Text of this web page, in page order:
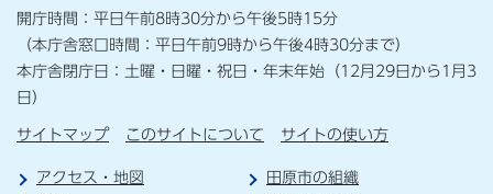
開庁時間：平日午前8時30分から午後5時15分
（本庁舎窓口時間：平日午前9時から午後4時30分まで）
本庁舎閉庁日：土曜・日曜・祝日・年末年始（12月29日から1月3
日）
サイトマップ このサイトについて サイトの使い方
アクセス・地図
田原市の組織